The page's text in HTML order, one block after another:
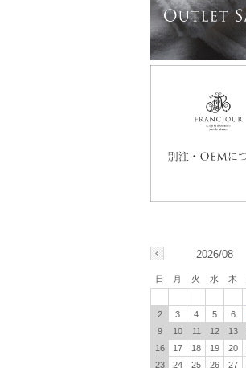
2026/08
日 月 火 水 木
2
3 4 5 6
9
10 11 12 13
16
17 18 19 20
23
24 25 26 27